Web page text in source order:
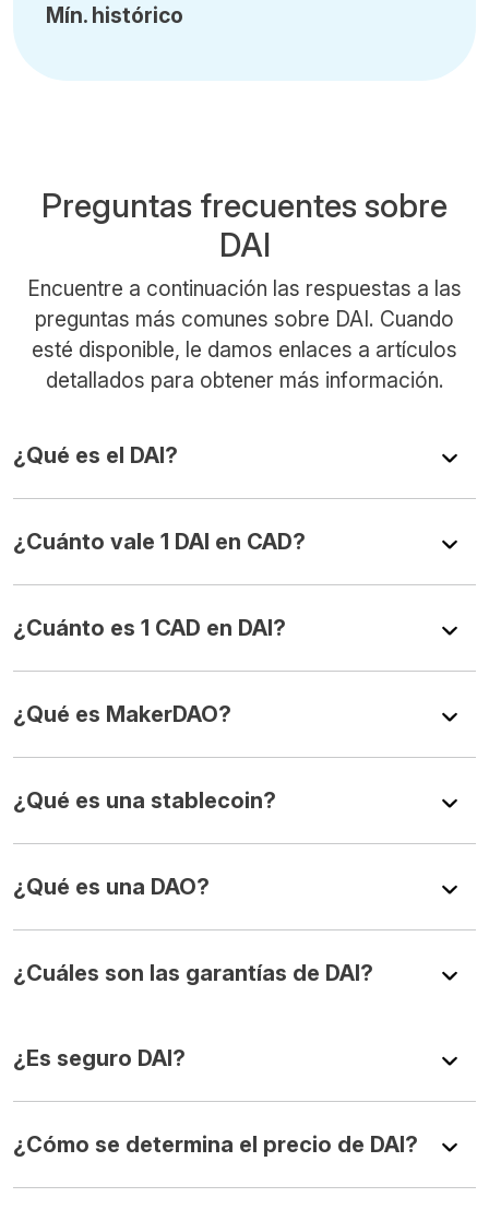
Mín. histórico
Preguntas frecuentes sobre
DAI
Encuentre a continuación las respuestas a las
preguntas más comunes sobre DAI. Cuando
esté disponible, le damos enlaces a artículos
detallados para obtener más información.
¿Qué es el DAI?
¿Cuánto vale 1 DAI en CAD?
¿Cuánto es 1 CAD en DAI?
¿Qué es MakerDAO?
¿Qué es una stablecoin?
¿Qué es una DAO?
¿Cuáles son las garantías de DAI?
¿Es seguro DAI?
¿Cómo se determina el precio de DAI?